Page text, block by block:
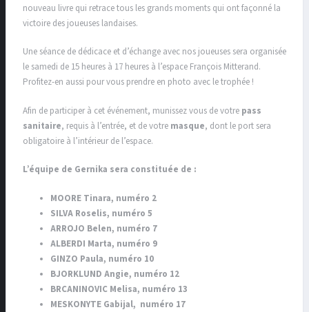
nouveau livre qui retrace tous les grands moments qui ont façonné la
victoire des joueuses landaises.
Une séance de dédicace et d’échange avec nos joueuses sera organisée
le samedi de 15 heures à 17 heures à l’espace François Mitterand.
Profitez-en aussi pour vous prendre en photo avec le trophée !
Afin de participer à cet événement, munissez vous de votre pass
sanitaire, requis à l’entrée, et de votre masque, dont le port sera
obligatoire à l’intérieur de l’espace.
L’équipe de Gernika sera constituée de :
MOORE Tinara, numéro 2
SILVA Roselis, numéro 5
ARROJO Belen, numéro 7
ALBERDI Marta, numéro 9
GINZO Paula, numéro 10
BJORKLUND Angie, numéro 12
BRCANINOVIC Melisa, numéro 13
MESKONYTE Gabijal, numéro 17